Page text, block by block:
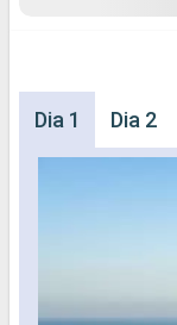
Dia 1 Dia 2